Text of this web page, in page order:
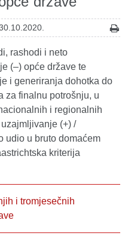
rashodi i neto
(–) opće države te
i generiranja dohotka do
za finalnu potrošnju, u
i regionalnih
(+) /
udio u bruto domaćem
kriterija
i tromjesečnih